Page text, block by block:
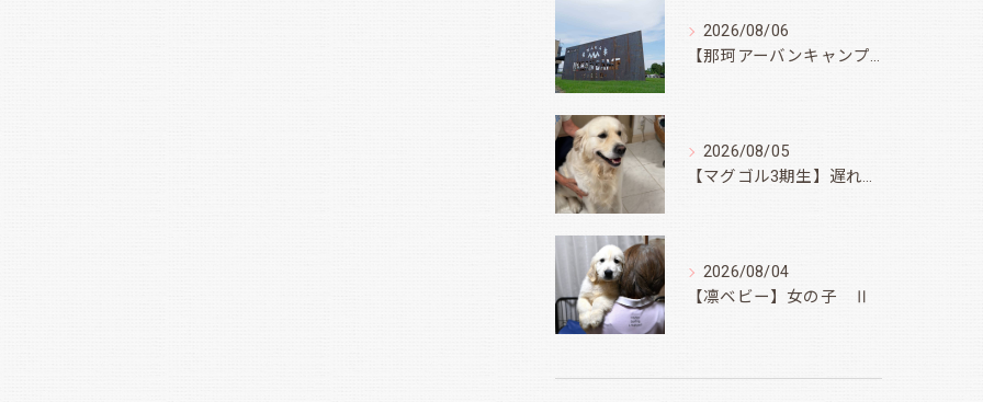
2026/08/06
【那珂アーバンキャンプフィールド】
2026/08/05
【マグゴル3期生】遅ればせながら
2026/08/04
【凛ベビー】女の子 Ⅱ